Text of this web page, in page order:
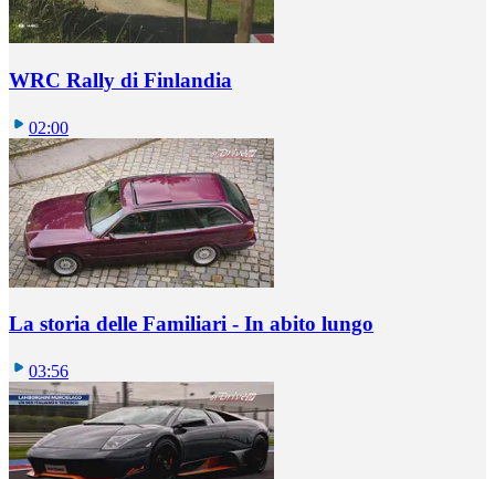
WRC Rally di Finlandia
02:00
La storia delle Familiari - In abito lungo
03:56